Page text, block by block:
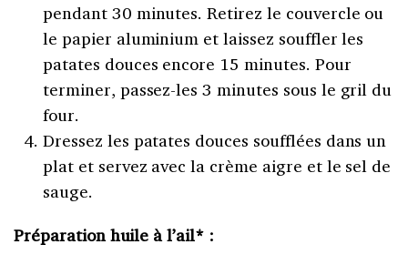
pendant 30 minutes. Retirez le couvercle ou
le papier aluminium et laissez souffler les
patates douces encore 15 minutes. Pour
terminer, passez-les 3 minutes sous le gril du
four.
Dressez les patates douces soufflées dans un
plat et servez avec la crème aigre et le sel de
sauge.
Préparation huile à l’ail* :